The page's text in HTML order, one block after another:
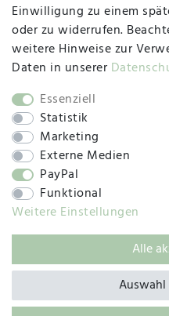
09:00 Uhr bis 13:00 Uhr
Mittwoch
09:00 Uhr bis 12:00 Uhr
SOCIAL
© 2019 –
Einwilligung zu einem
oder zu widerrufen.
weitere Hinweise zur
Daten in unserer
Essenziell
Statistik
Marketing
Externe Medien
PayPal
Funktional
Weitere Einstellungen
Alle